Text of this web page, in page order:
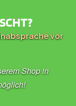
vor
Shop in